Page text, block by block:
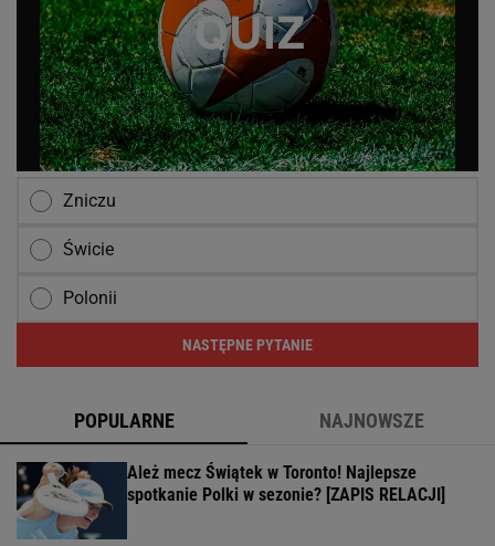
Zniczu
Świcie
Polonii
NASTĘPNE PYTANIE
POPULARNE NAJNOWSZE
Ależ mecz Świątek w Toronto! Najlepsze
spotkanie Polki w sezonie? [ZAPIS RELACJI]